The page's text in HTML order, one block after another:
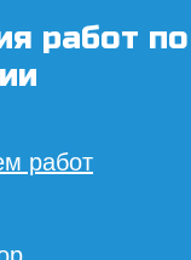
работ по
работ